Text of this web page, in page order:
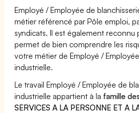
Employé / Employée de
métier référencé par Pôle emploi,
syndicats. Il est également reconnu
permet de bien comprendre les
votre métier de Employé /
industrielle.
Le travail Employé / Employée de
industrielle appartient à la famille
SERVICES A LA PERSONNE ET A